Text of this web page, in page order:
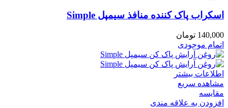
اسکراب پاک کننده منافذ سیمپل Simple
140,000 تومان
اتمام موجودی
اطلاعات بیشتر
مشاهده سریع
مقایسه
افزودن به علاقه مندی